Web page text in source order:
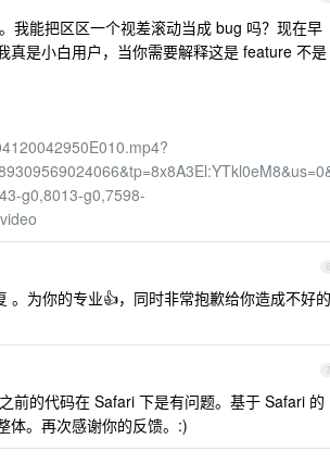
我能把区区一个视差滚动当成 bug 吗？现在早
真是小白用户，当你需要解释这是 feature 不是
g0,8013-g0,7598-
6
。为你的专业👍，同时非常抱歉给你造成不好的
7
前的代码在 Safari 下是有问题。基于 Safari 的
体。再次感谢你的反馈。:)